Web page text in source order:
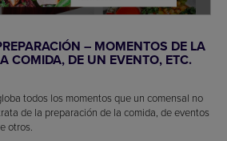
– MOMENTOS DE LA
COMIDA, DE UN EVENTO, ETC.
todos los momentos que un comensal no
de la preparación de la comida, de eventos
otros.